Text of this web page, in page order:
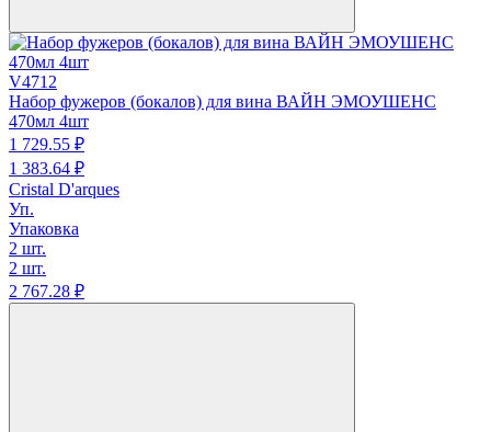
V4712
Набор фужеров (бокалов) для вина ВАЙН ЭМОУШЕНС
470мл 4шт
1 729.55 ₽
1 383.64 ₽
Cristal D'arques
Уп.
Упаковка
2 шт.
2 шт.
2 767.28 ₽